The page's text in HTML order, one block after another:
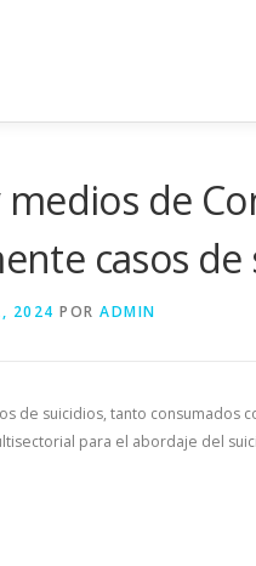
de
casos de
2024 POR ADMIN
de suicidios, tanto consumados
para el abordaje del